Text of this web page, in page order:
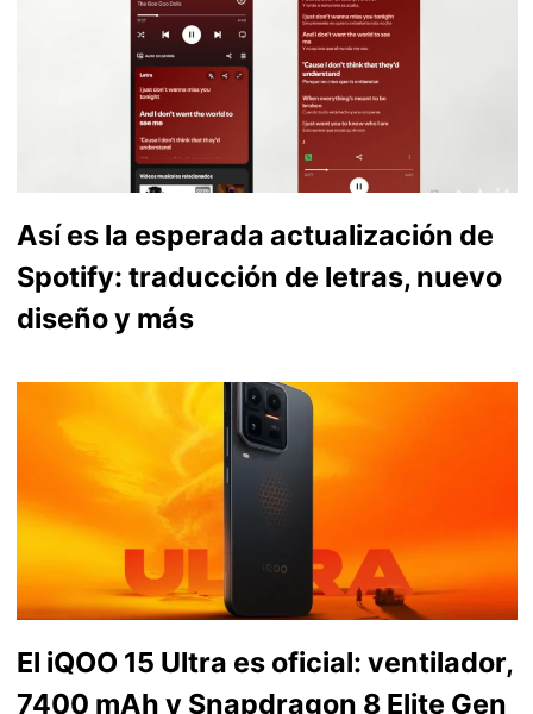
Así es la esperada actualización de
Spotify: traducción de letras, nuevo
diseño y más
El iQOO 15 Ultra es oficial: ventilador,
7400 mAh y Snapdragon 8 Elite Gen